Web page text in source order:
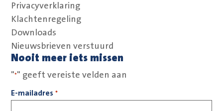
Privacyverklaring
Klachtenregeling
Downloads
Nieuwsbrieven verstuurd
Nooit meer iets missen
"*" geeft vereiste velden aan
E-mailadres *